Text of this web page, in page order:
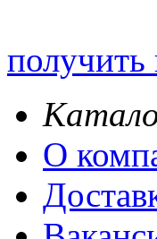
получить
О